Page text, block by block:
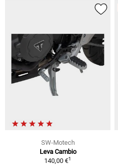
SW-Motech
Leva Cambio
140,00 €1